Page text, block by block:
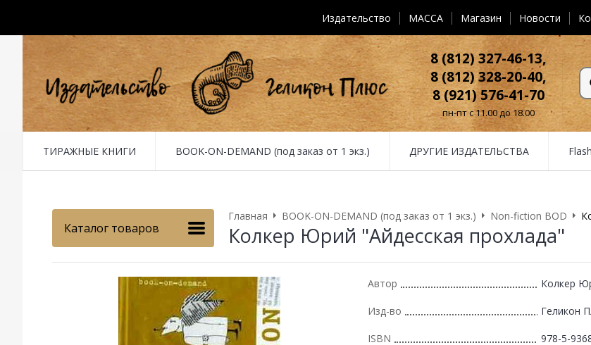
Издательство MACCA Магазин Новости
8 (812) 327-46-13,
8 (812) 328-20-40,
8 (921) 576-41-70
пн-пт с 11.00 до 18.00
ТИРАЖНЫЕ КНИГИ BOOK-ON-DEMAND (под заказ от 1 экз.) ДРУГИЕ ИЗДАТЕЛЬСТВА
Каталог товаров
Главная BOOK-ON-DEMAND (под заказ от 1 экз.) Non-fiction BOD
Колкер Юрий "Айдесская прохлада"
Автор Колкер
Изд-во Геликон
ISBN 978-5-